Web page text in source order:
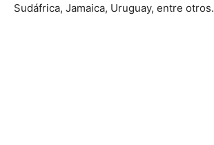
Sudáfrica, Jamaica, Uruguay, entre otros.